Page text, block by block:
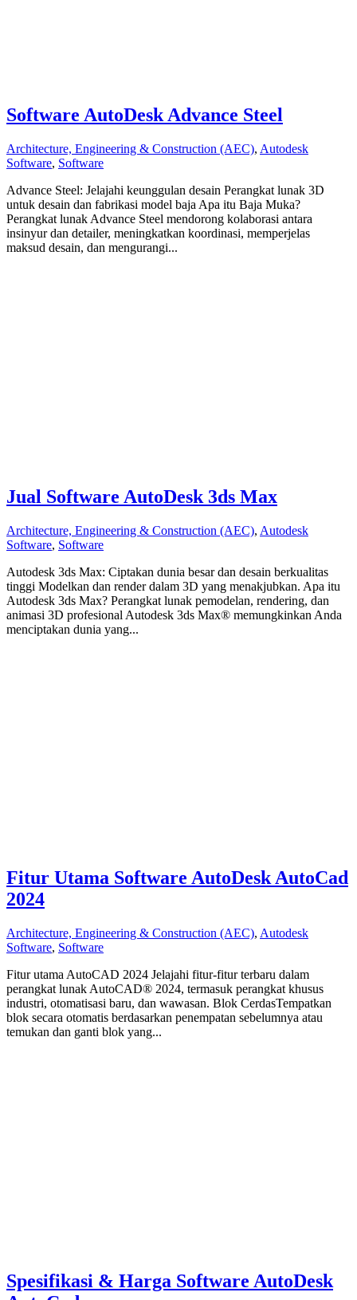
Software AutoDesk Advance Steel
Architecture, Engineering & Construction (AEC), Autodesk
Software, Software
Advance Steel: Jelajahi keunggulan desain Perangkat lunak 3D
untuk desain dan fabrikasi model baja Apa itu Baja Muka?
Perangkat lunak Advance Steel mendorong kolaborasi antara
insinyur dan detailer, meningkatkan koordinasi, memperjelas
maksud desain, dan mengurangi...
Jual Software AutoDesk 3ds Max
Architecture, Engineering & Construction (AEC), Autodesk
Software, Software
Autodesk 3ds Max: Ciptakan dunia besar dan desain berkualitas
tinggi Modelkan dan render dalam 3D yang menakjubkan. Apa itu
Autodesk 3ds Max? Perangkat lunak pemodelan, rendering, dan
animasi 3D profesional Autodesk 3ds Max® memungkinkan Anda
menciptakan dunia yang...
Fitur Utama Software AutoDesk AutoCad
2024
Architecture, Engineering & Construction (AEC), Autodesk
Software, Software
Fitur utama AutoCAD 2024 Jelajahi fitur-fitur terbaru dalam
perangkat lunak AutoCAD® 2024, termasuk perangkat khusus
industri, otomatisasi baru, dan wawasan. Blok CerdasTempatkan
blok secara otomatis berdasarkan penempatan sebelumnya atau
temukan dan ganti blok yang...
Spesifikasi & Harga Software AutoDesk